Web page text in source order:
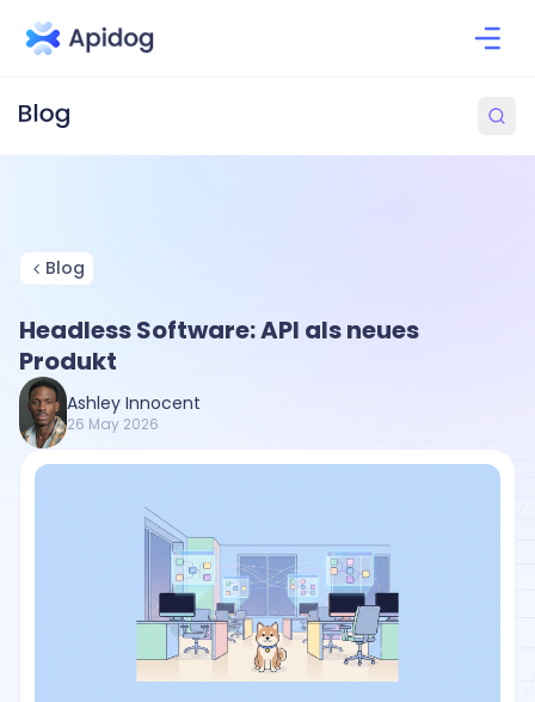
Blog
Headless Software: API als neues
Produkt
Ashley Innocent
26 May 2026